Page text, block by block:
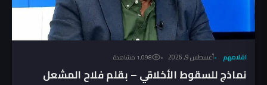
اقلامهم أغسطس 9, 2026 1٬098 مشاهدة
نماذج للسقوط الأخلاقي – بقلم فلاح المشعل